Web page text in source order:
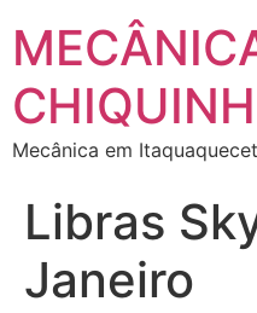
Mecânica em
Libras
Janeiro